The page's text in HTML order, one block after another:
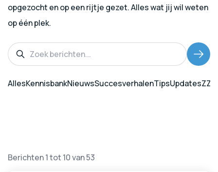
opgezocht en op een rijtje gezet. Alles wat jij wil weten
op één plek.
AllesKennisbankNieuwsSuccesverhalenTipsUpdatesZZP
Berichten 1 tot 10 van 53